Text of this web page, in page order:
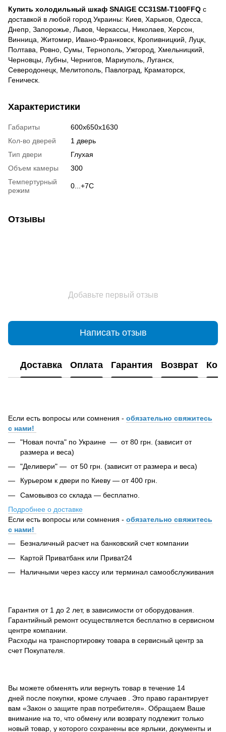
Купить холодильный шкаф SNAIGE CC31SM-T100FFQ с
доставкой в любой город Украины: Киев, Харьков, Одесса,
Днепр, Запорожье, Львов, Черкассы, Николаев, Херсон,
Винница, Житомир, Ивано-Франковск, Кропивницкий, Луцк,
Полтава, Ровно, Сумы, Тернополь, Ужгород, Хмельницкий,
Черновцы, Лубны, Чернигов, Мариуполь, Луганск,
Северодонецк, Мелитополь, Павлоград, Краматорск,
Геническ.
Характеристики
Габариты
600х650х1630
Кол-во дверей
1 дверь
Тип двери
Глухая
Объем камеры
300
Темпертурный
режим
0...+7С
Отзывы
Добавьте первый отзыв
Написать отзыв
Доставка Оплата Гарантия Возврат
Если есть вопросы или сомнения - обязательно свяжитесь
с нами!
"Новая почта" по Украине — от 80 грн. (зависит от
размера и веса)
"Деливери" — от 50 грн. (зависит от размера и веса)
Курьером к двери по Киеву — от 400 грн.
Самовывоз со склада — бесплатно.
Подробнее о доставке
Если есть вопросы или сомнения - обязательно свяжитесь
с нами!
Безналичный расчет на банковский счет компании
Картой Приватбанк или Приват24
Наличными через кассу или терминал самообслуживания
Гарантия от 1 до 2 лет, в зависимости от оборудования.
Гарантийный ремонт осуществляется бесплатно в сервисном
центре компании.
Расходы на транспортировку товара в сервисный центр за
счет Покупателя.
Вы можете обменять или вернуть товар в течение 14
дней после покупки, кроме случаев . Это право гарантирует
вам «Закон о защите прав потребителя». Обращаем Ваше
внимание на то, что обмену или возврату подлежит только
новый товар, у которого сохранены все ярлыки, документы и